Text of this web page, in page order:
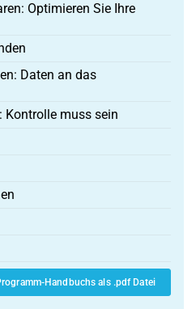
Optimieren Sie Ihre
Daten an das
Kontrolle muss sein
Handbuchs als .pdf Datei